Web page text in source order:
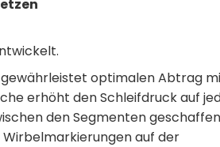
optimalen Abtrag
erhöht den Schleifdruck auf
den Segmenten
Wirbelmarkierungen auf der